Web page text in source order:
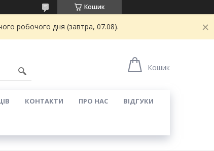
Кошик
робочого дня (завтра, 07.08).
Кошик
КОНТАКТИ ПРО НАС ВІДГУКИ